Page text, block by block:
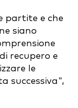
partite e che
siano
recupero e
le
successiva",